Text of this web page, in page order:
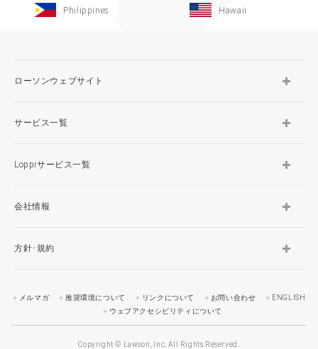
Philippines Hawaii
ローソンウェブサイト
サービス一覧
Loppiサービス一覧
会社情報
方針･規約
メルマガ 推奨環境について リンクについて お問い合わせ
ENGLISH
ウェブアクセシビリティについて
Copyright © Lawson, Inc. All Rights Reserved.